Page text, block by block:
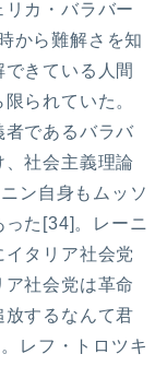
カ・バラバー
から難解さを知
きている人間
られていた。
者であるバラバ
社会主義理論
ン自身もムッソ
た[34]。レーニ
タリア社会党
社会党は革命
放するなんて君
レフ・トロツキ